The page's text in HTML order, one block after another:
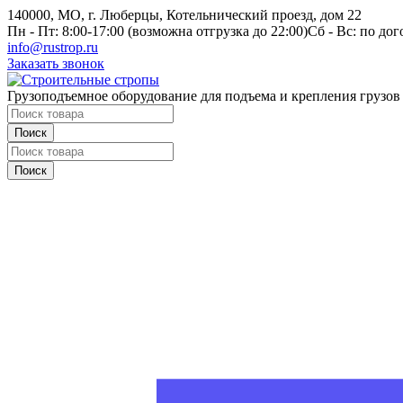
140000, МО, г. Люберцы, Котельнический проезд, дом 22
Пн - Пт: 8:00-17:00 (возможна отгрузка до 22:00)Сб - Вс: по
info@rustrop.ru
Заказать звонок
Грузоподъемное оборудование для подъема и крепления грузов
Поиск
Поиск